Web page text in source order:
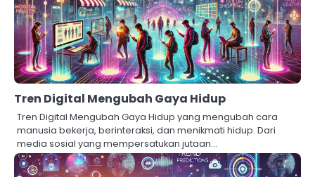
Tren Digital Mengubah Gaya Hidup
Tren Digital Mengubah Gaya Hidup yang mengubah cara
manusia bekerja, berinteraksi, dan menikmati hidup. Dari
media sosial yang mempersatukan jutaan…